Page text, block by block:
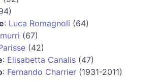
: Luca Romagnoli (64)
(67)
(42)
: Elisabetta Canalis (47)
: Fernando Charrier (1931-2011)